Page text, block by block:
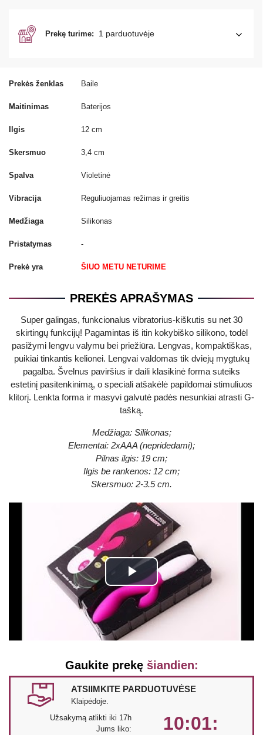
Prekės ženklas Baile
Maitinimas Baterijos
Ilgis 12 cm
Skersmuo 3,4 cm
Spalva Violetinė
Vibracija Reguliuojamas režimas ir greitis
Medžiaga Silikonas
Pristatymas -
Prekė yra ŠIUO METU NETURIME
Prekę turime: 1 parduotuvėje
PREKĖS APRAŠYMAS
Super galingas, funkcionalus vibratorius-kiškutis su net 30
skirtingų funkcijų! Pagamintas iš itin kokybiško silikono, todėl
pasižymi lengvu valymu bei priežiūra. Lengvas, kompaktiškas,
puikiai tinkantis kelionei. Lengvai valdomas tik dviejų mygtukų
pagalba. Švelnus paviršius ir daili klasikinė forma suteiks
estetinį pasitenkinimą, o speciali atšakėlė papildomai stimuliuos
klitorį. Lenkta forma ir masyvi galvutė padės nesunkiai atrasti G-
tašką.
Medžiaga: Silikonas;
Elementai: 2xAAA (nepridedami);
Pilnas ilgis: 19 cm;
Ilgis be rankenos: 12 cm;
Skersmuo: 2-3.5 cm.
Play
Video
Gaukite prekę šiandien:
ATSIIMKITE PARDUOTUVĖSE
Klaipėdoje.
Užsakymą atlikti iki 17h
Jums liko:
10:01: